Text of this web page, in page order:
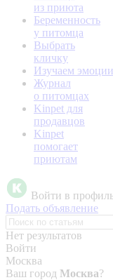
из приюта
Беременность
у питомца
Выбрать
кличку
Изучаем
Журнал
о питомцах
Kinpet для
продавцов
Kinpet
помогает
приютам
Войти в
Подать объявление
Нет результатов
Войти
Москва
Ваш город Москва?